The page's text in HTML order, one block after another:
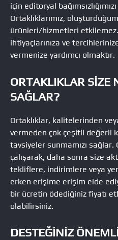
için editoryal
Ortaklıklarımız,
ürünleri/hizmetleri
ihtiyaçlarınıza ve
vermenize yardımcı olmaktır.
ORTAKLIKLAR SIZE
SAĞLAR?
Ortaklıklar, kalitelerinden
vermeden çok çeşitli değerli
tavsiyeler sunmamızı
çalışarak, daha sonra size
tekliflere, indirimlere veya
erken erişime erişim elde
bir ücretin ödediğiniz fiyatı
olabilirsiniz.
DESTEĞINIZ ÖNEMLI